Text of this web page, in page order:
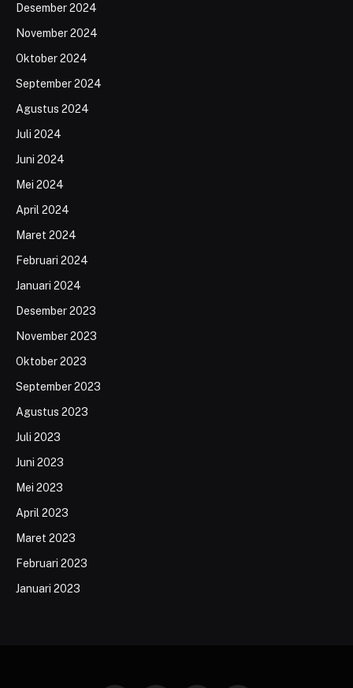
Desember 2024
November 2024
Oktober 2024
September 2024
Agustus 2024
Juli 2024
Juni 2024
Mei 2024
April 2024
Maret 2024
Februari 2024
Januari 2024
Desember 2023
November 2023
Oktober 2023
September 2023
Agustus 2023
Juli 2023
Juni 2023
Mei 2023
April 2023
Maret 2023
Februari 2023
Januari 2023